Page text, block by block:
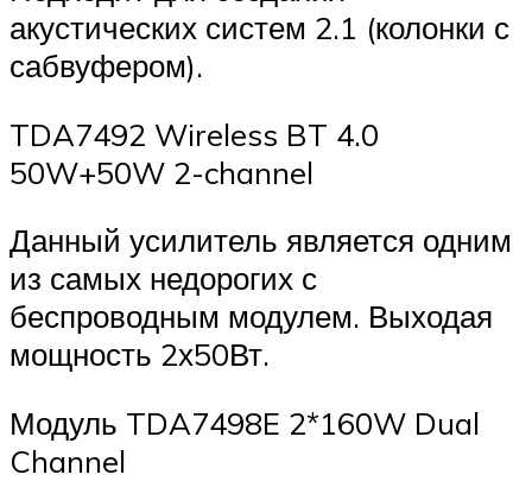
акустических систем 2.1 (колонки с
сабвуфером).
TDA7492 Wireless BT 4.0
50W+50W 2-channel
Данный усилитель является одним
из самых недорогих с
беспроводным модулем. Выходая
мощность 2х50Вт.
Модуль TDA7498E 2*160W Dual
Channel